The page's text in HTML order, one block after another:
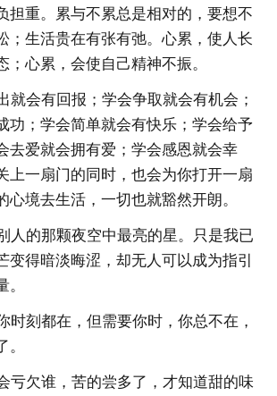
担重。累与不累总是相对的，要想不
；生活贵在有张有弛。心累，使人长
；心累，会使自己精神不振。
就会有回报；学会争取就会有机会；
功；学会简单就会有快乐；学会给予
去爱就会拥有爱；学会感恩就会幸
上一扇门的同时，也会为你打开一扇
心境去生活，一切也就豁然开朗。
人的那颗夜空中最亮的星。只是我已
变得暗淡晦涩，却无人可以成为指引
时刻都在，但需要你时，你总不在，
。
亏欠谁，苦的尝多了，才知道甜的味